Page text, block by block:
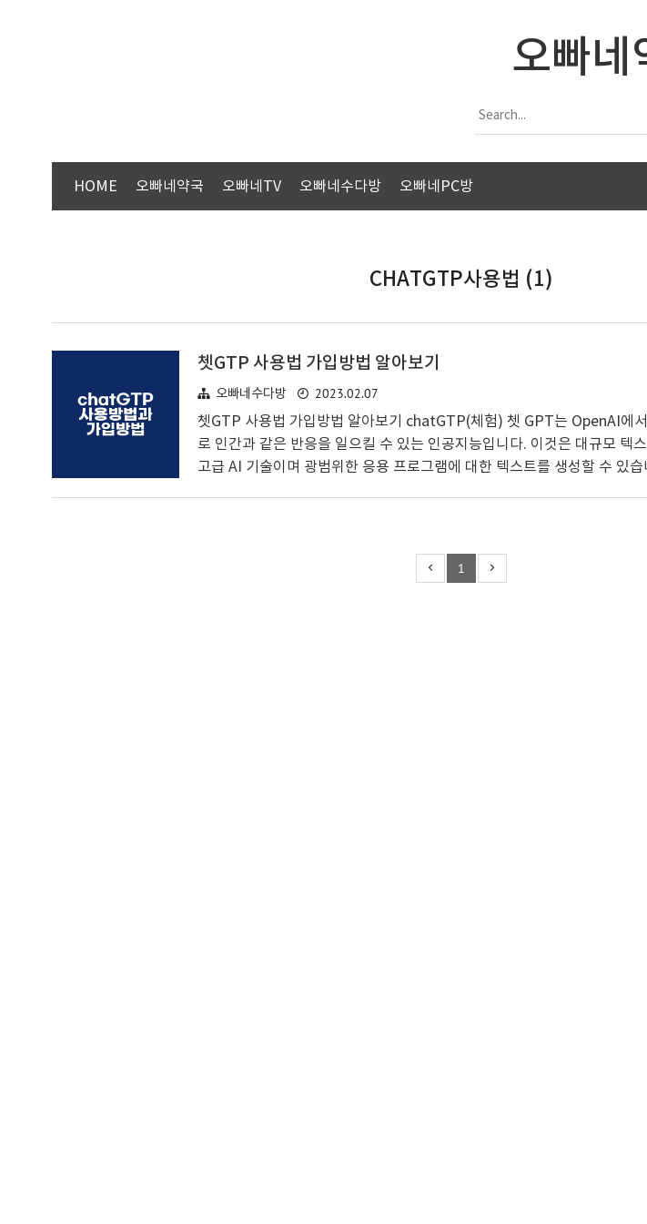
오빠네
HOME 오빠네약국 오빠네TV 오빠네수다방 오빠네PC방
CHATGTP사용법 (1)
쳇GTP 사용법 가입방법 알아보기
오빠네수다방 2023.02.07
쳇GTP 사용법 가입방법 알아보기 chatGTP(체험) 쳇 GPT는 OpenAI에
로 인간과 같은 반응을 일으킬 수 있는 인공지능입니다. 이것은 대규모 텍
고급 AI 기술이며 광범위한 응용 프로그램에 대한 텍스트를 생성할 수 있
모델은 주의 메커니즘을 사용하여 문장..
1